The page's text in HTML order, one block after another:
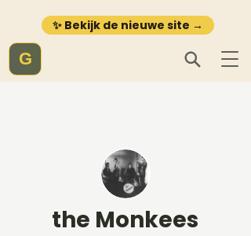
✨ Bekijk de nieuwe site →
G
the Monkees